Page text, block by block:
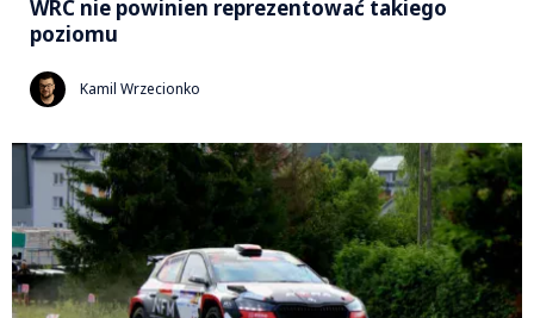
WRC nie powinien reprezentować takiego
poziomu
Kamil Wrzecionko